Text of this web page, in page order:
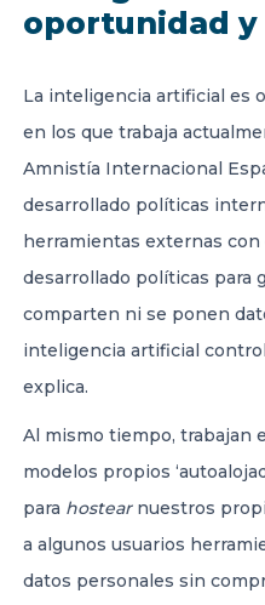
oportunidad
La inteligencia artificial es
en los que trabaja
Amnistía Internacional
desarrollado políticas
herramientas externas con
desarrollado políticas para
comparten ni se ponen
inteligencia artificial
explica.
Al mismo tiempo, trabajan
modelos propios
para hostearnuestros
a algunos usuarios
datos personales sin